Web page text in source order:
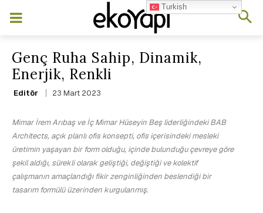
Genç Ruha Sahip, Dinamik,
Enerjik, Renkli
Editör 23 Mart 2023
Mimar İrem Arıbaş ve İç Mimar Hüseyin Beş liderliğindeki BAB
Architects, açık planlı ofis konsepti, ofis içerisindeki mesleki
üretimin yaşayan bir form olduğu, içinde bulunduğu çevreye göre
şekil aldığı, sürekli olarak geliştiği, değiştiği ve kolektif
çalışmanın amaçlandığı fikir zenginliğinden beslendiği bir
tasarım formülü üzerinden kurgulanmış.
Turkish